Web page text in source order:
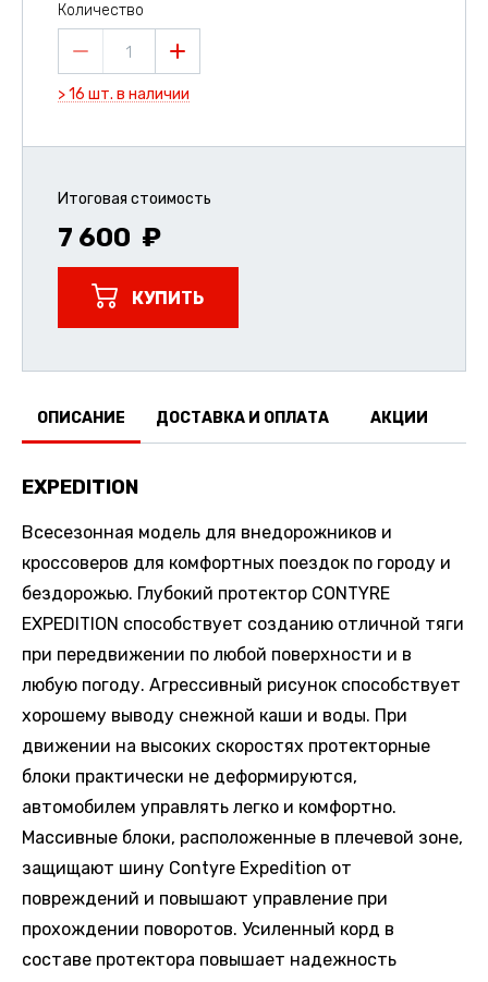
Количество
1
> 16 шт. в наличии
Итоговая стоимость
7 600
КУПИТЬ
ОПИСАНИЕ ДОСТАВКА И ОПЛАТА АКЦИИ
EXPEDITION
Всесезонная модель для внедорожников и
кроссоверов для комфортных поездок по городу и
бездорожью. Глубокий протектор CONTYRE
EXPEDITION способствует созданию отличной тяги
при передвижении по любой поверхности и в
любую погоду. Агрессивный рисунок способствует
хорошему выводу снежной каши и воды. При
движении на высоких скоростях протекторные
блоки практически не деформируются,
автомобилем управлять легко и комфортно.
Массивные блоки, расположенные в плечевой зоне,
защищают шину Contyre Expedition от
повреждений и повышают управление при
прохождении поворотов. Усиленный корд в
составе протектора повышает надежность